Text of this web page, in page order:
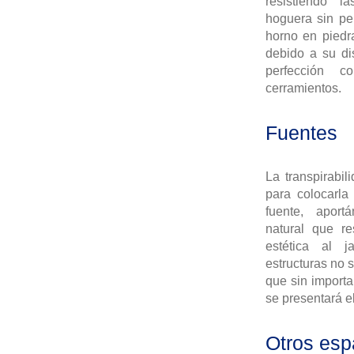
hoguera sin
horno en
debido a su
perfección
cerramientos.
Fuentes
La
para
fuente,
natural que
estética al
estructuras no
que sin
se presentará
Otros